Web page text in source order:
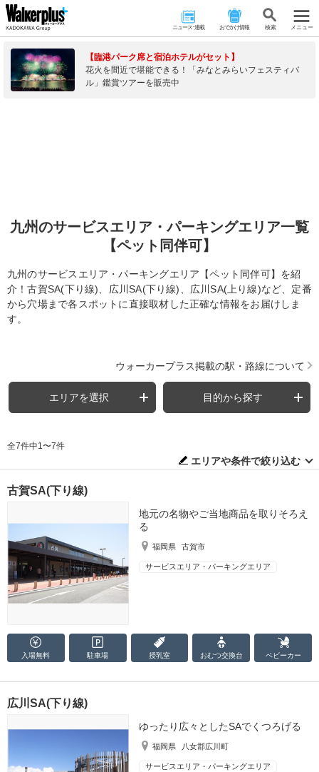
ニュース･連載 おでかけ情報 検 索 メニュー
【臨港パーク席と宿泊ホテルがセット】
花火を間近で堪能できる！「みなとみらいフェスティバ
ル」鑑賞ツアーを販売中
九州のサービスエリア・パーキングエリア一覧
【ペット同伴可】
九州のサービスエリア・パーキングエリア【ペット同伴可】を紹
介！古賀SA(下り線)、広川SA(下り線)、広川SA(上り線)など、定番
から穴場まで各スポットに直接取材した正確な情報をお届けしま
す。
ウォーカープラス掲載の駅・路線について
エリアを選択 目的から探す
全7件中1〜7件
エリアや条件で絞り込む
古賀SA(下り線)
地元の名物やご当地商品を取りそろえ
る
福岡県 古賀市
サービスエリア・パーキングエリア
入場無料 駐車場 授乳室 おむつ交換台 ベビーカー
広川SA(下り線)
ゆったり広々としたSAでくつろげる
福岡県 八女郡広川町
サービスエリア・パーキングエリア